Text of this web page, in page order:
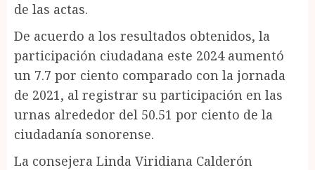
de las actas.
De acuerdo a los resultados obtenidos, la
participación ciudadana este 2024 aumentó
un 7.7 por ciento comparado con la jornada
de 2021, al registrar su participación en las
urnas alrededor del 50.51 por ciento de la
ciudadanía sonorense.
La consejera Linda Viridiana Calderón